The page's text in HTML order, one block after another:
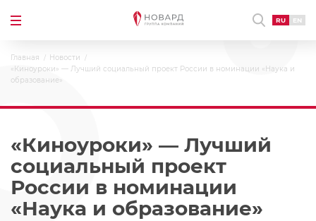
RU EN
Главная
Новости
«Киноуроки» — Лучший социальный проект России в номинации «Наука и
образование»
«Киноуроки» — Лучший
социальный проект
России в номинации
«Наука и образование»